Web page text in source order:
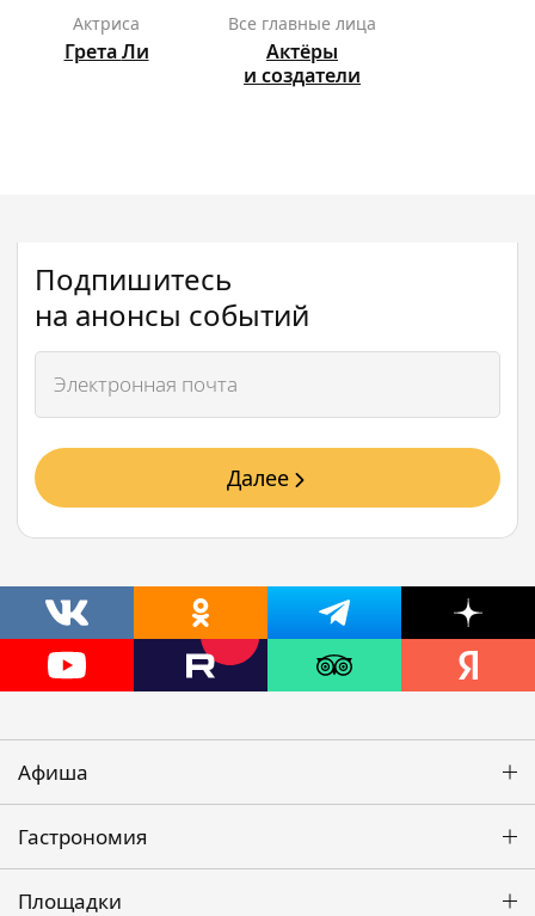
актриса
ГретаЛи
Все главные лица
Актёры
и создатели
Подпишитесь
на анонсы событий
Далее
Афиша
Гастрономия
Площадки